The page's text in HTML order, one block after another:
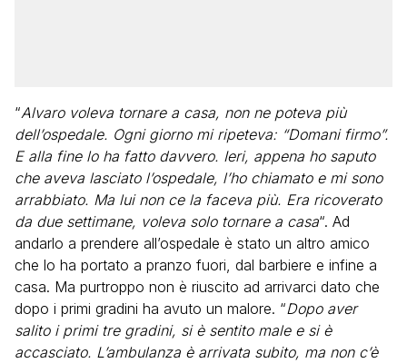
“Alvaro voleva tornare a casa, non ne poteva più
dell’ospedale. Ogni giorno mi ripeteva: “Domani firmo”.
E alla fine lo ha fatto davvero. Ieri, appena ho saputo
che aveva lasciato l’ospedale, l’ho chiamato e mi sono
arrabbiato. Ma lui non ce la faceva più. Era ricoverato
da due settimane, voleva solo tornare a casa“. Ad
andarlo a prendere all’ospedale è stato un altro amico
che lo ha portato a pranzo fuori, dal barbiere e infine a
casa. Ma purtroppo non è riuscito ad arrivarci dato che
dopo i primi gradini ha avuto un malore. “Dopo aver
salito i primi tre gradini, si è sentito male e si è
accasciato. L’ambulanza è arrivata subito, ma non c’è